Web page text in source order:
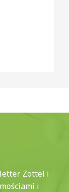
Zottel i
i